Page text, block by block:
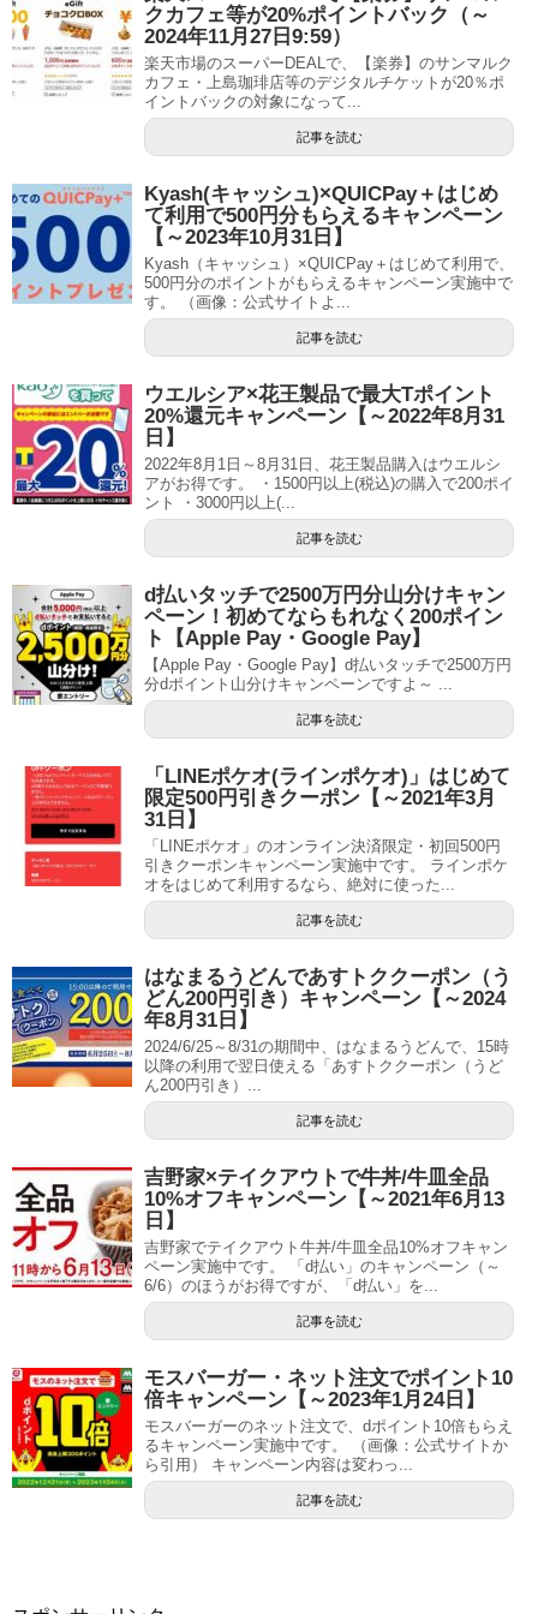
クカフェ等が20%ポイントバック（～
2024年11月27日9:59）
楽天市場のスーパーDEALで、【楽券】のサンマルク
カフェ・上島珈琲店等のデジタルチケットが20％ポ
イントバックの対象になって...
記事を読む
Kyash(キャッシュ)×QUICPay＋はじめ
て利用で500円分もらえるキャンペーン
【～2023年10月31日】
Kyash（キャッシュ）×QUICPay＋はじめて利用で、
500円分のポイントがもらえるキャンペーン実施中で
す。 （画像：公式サイトよ...
記事を読む
ウエルシア×花王製品で最大Tポイント
20%還元キャンペーン【～2022年8月31
日】
2022年8月1日～8月31日、花王製品購入はウエルシ
アがお得です。 ・1500円以上(税込)の購入で200ポイ
ント ・3000円以上(...
記事を読む
d払いタッチで2500万円分山分けキャン
ペーン！初めてならもれなく200ポイン
ト【Apple Pay・Google Pay】
【Apple Pay・Google Pay】d払いタッチで2500万円
分dポイント山分けキャンペーンですよ～ ...
記事を読む
「LINEポケオ(ラインポケオ)」はじめて
限定500円引きクーポン【～2021年3月
31日】
「LINEポケオ」のオンライン決済限定・初回500円
引きクーポンキャンペーン実施中です。 ラインポケ
オをはじめて利用するなら、絶対に使った...
記事を読む
はなまるうどんであすトククーポン（う
どん200円引き）キャンペーン【～2024
年8月31日】
2024/6/25～8/31の期間中、はなまるうどんで、15時
以降の利用で翌日使える「あすトククーポン（うど
ん200円引き）...
記事を読む
吉野家×テイクアウトで牛丼/牛皿全品
10%オフキャンペーン【～2021年6月13
日】
吉野家でテイクアウト牛丼/牛皿全品10%オフキャン
ペーン実施中です。 「d払い」のキャンペーン（～
6/6）のほうがお得ですが、「d払い」を...
記事を読む
モスバーガー・ネット注文でポイント10
倍キャンペーン【～2023年1月24日】
モスバーガーのネット注文で、dポイント10倍もらえ
るキャンペーン実施中です。 （画像：公式サイトか
ら引用） キャンペーン内容は変わっ...
記事を読む